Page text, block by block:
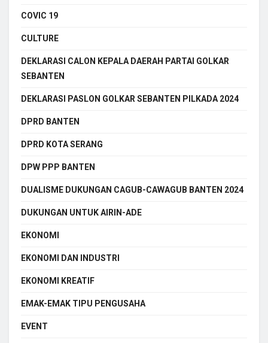
COVIC 19
CULTURE
DEKLARASI CALON KEPALA DAERAH PARTAI GOLKAR
SEBANTEN
DEKLARASI PASLON GOLKAR SEBANTEN PILKADA 2024
DPRD BANTEN
DPRD KOTA SERANG
DPW PPP BANTEN
DUALISME DUKUNGAN CAGUB-CAWAGUB BANTEN 2024
DUKUNGAN UNTUK AIRIN-ADE
EKONOMI
EKONOMI DAN INDUSTRI
EKONOMI KREATIF
EMAK-EMAK TIPU PENGUSAHA
EVENT